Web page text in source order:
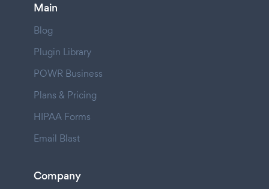
Main
Blog
Plugin Library
POWR Business
Plans & Pricing
HIPAA Forms
Email Blast
Company